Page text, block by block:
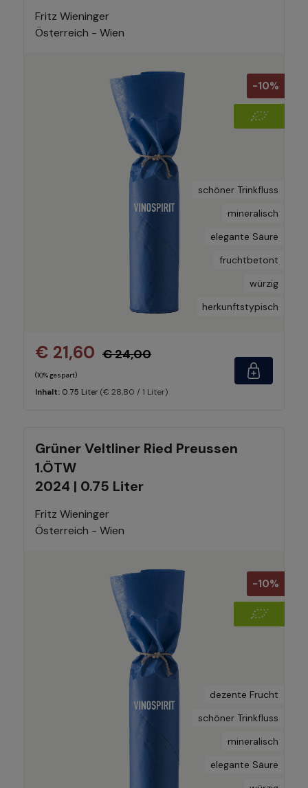
Fritz Wieninger
Österreich - Wien
-10%
schöner Trinkfluss
mineralisch
elegante Säure
fruchtbetont
würzig
herkunftstypisch
€ 21,60 € 24,00
(10% gespart)
Inhalt: 0.75 Liter (€ 28,80 / 1 Liter)
Grüner Veltliner Ried Preussen
1.ÖTW
2024 | 0.75 Liter
Fritz Wieninger
Österreich - Wien
-10%
dezente Frucht
schöner Trinkfluss
mineralisch
elegante Säure